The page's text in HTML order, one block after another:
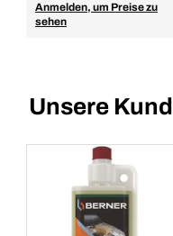
Anmelden, um Preise zu
sehen
Unsere